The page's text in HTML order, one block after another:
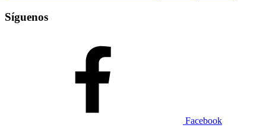
Síguenos
Facebook